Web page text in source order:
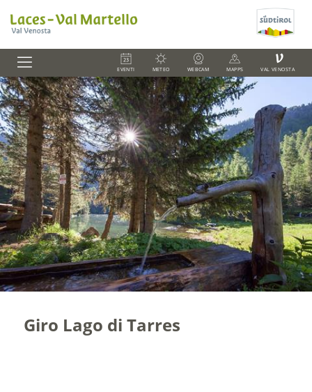
EVENTI METEO WEBCAM MAPPS
V
VAL VENOSTA
Giro Lago di Tarres